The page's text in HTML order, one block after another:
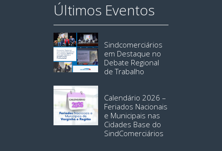
Últimos Eventos
Sindcomerciários
em Destaque no
Debate Regional
de Trabalho
Calendário 2026 –
Feriados Nacionais
e Municipais nas
Cidades Base do
SindComerciários